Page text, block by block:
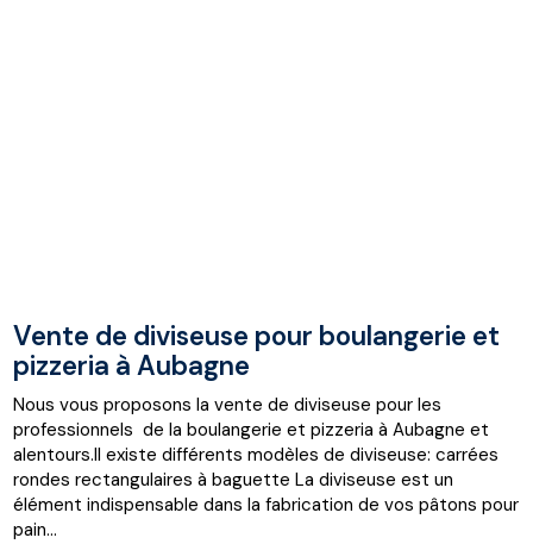
Vente de diviseuse pour boulangerie et
pizzeria à Aubagne
Nous vous proposons la vente de diviseuse pour les
professionnels de la boulangerie et pizzeria à Aubagne et
alentours.Il existe différents modèles de diviseuse: carrées
rondes rectangulaires à baguette La diviseuse est un
élément indispensable dans la fabrication de vos pâtons pour
pain...